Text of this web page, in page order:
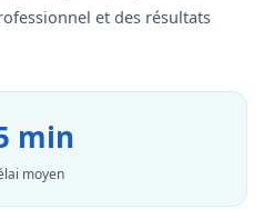
et des résultats
min
moyen